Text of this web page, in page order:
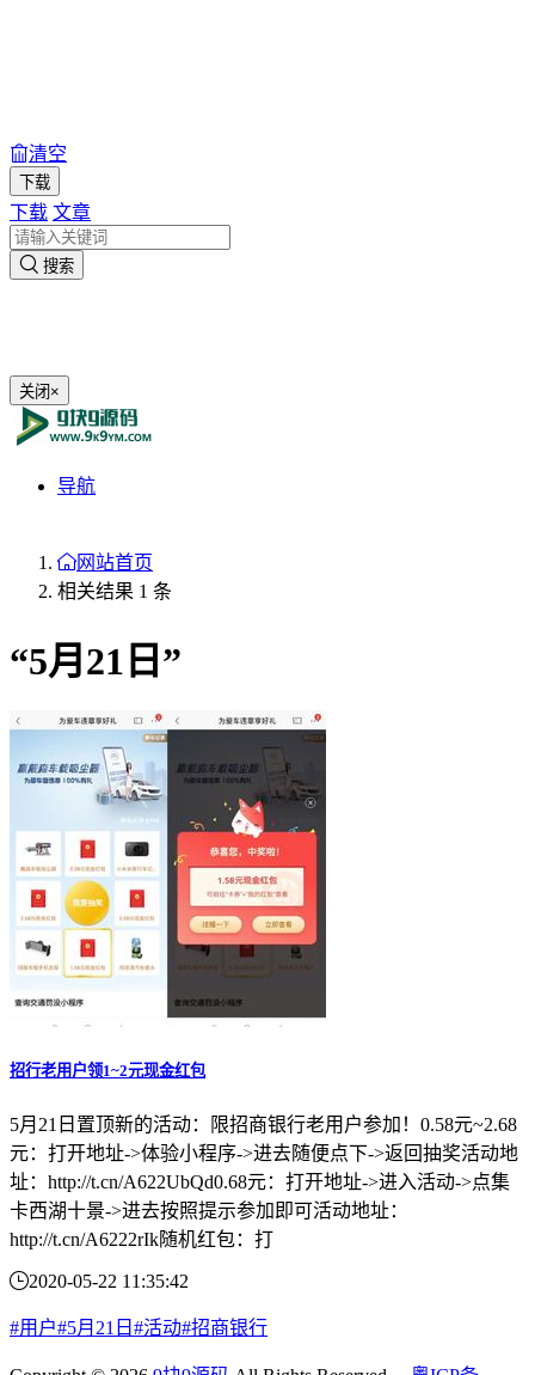
清空
下载
下载 文章
搜索
关闭 ×
导航
网站首页
相关结果 1 条
“5月21日”
招行老用户领1~2元现金红包
5月21日置顶新的活动：限招商银行老用户参加！0.58元~2.68
元：打开地址->体验小程序->进去随便点下->返回抽奖活动地
址：http://t.cn/A622UbQd0.68元：打开地址->进入活动->点集
卡西湖十景->进去按照提示参加即可活动地址：
http://t.cn/A6222rIk随机红包：打
2020-05-22 11:35:42
#用户#5月21日 #活动#招商银行